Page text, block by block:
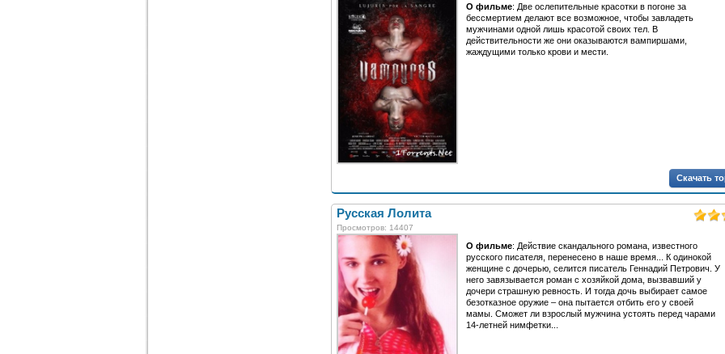
О фильме: Две ослепительные красотки в погоне за
бессмертием делают все возможное, чтобы завладеть
мужчинами одной лишь красотой своих тел. В
действительности же они оказываются вампиршами,
жаждущими только крови и мести.
Скачать
Русская Лолита
Просмотров: 14407
О фильме: Действие скандального романа, известного
русского писателя, перенесено в наше время... К одинокой
женщине с дочерью, селится писатель Геннадий Петрович. У
него завязывается роман с хозяйкой дома, вызвавший у
дочери страшную ревность. И тогда дочь выбирает самое
безотказное оружие – она пытается отбить его у своей
мамы. Сможет ли взрослый мужчина устоять перед чарами
14-летней нимфетки...